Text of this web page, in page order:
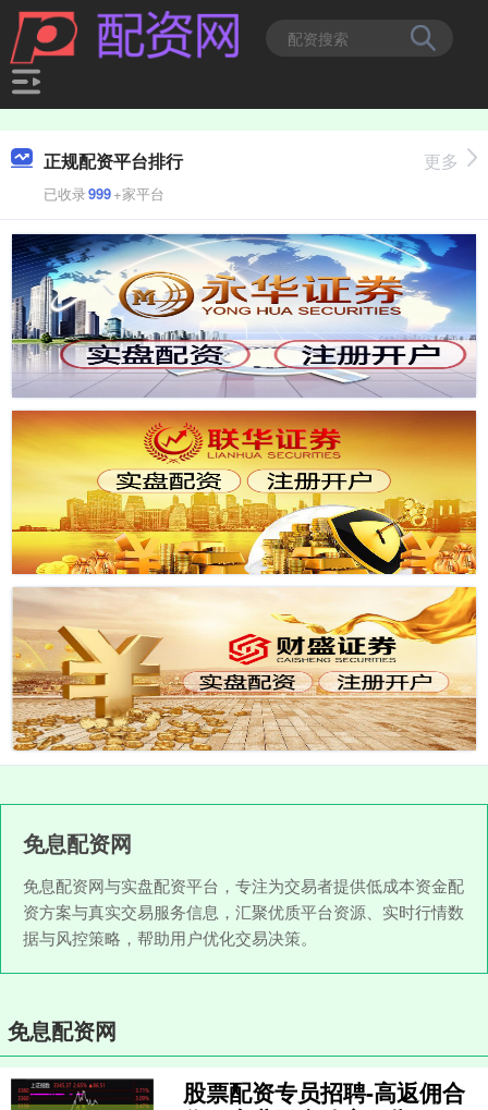
正规配资平台排行
已收录999+家平台
更多
免息配资网
免息配资网与实盘配资平台，专注为交易者提供低成本资金配
资方案与真实交易服务信息，汇聚优质平台资源、实时行情数
据与风控策略，帮助用户优化交易决策。
免息配资网
股票配资专员招聘-高返佣合